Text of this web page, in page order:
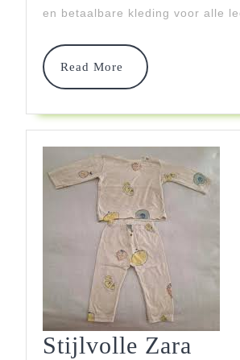
Jonge
en betaalbare kleding voor alle
Read More
Read
More
Stijlvolle Zara